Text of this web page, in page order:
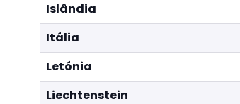
Islândia
Itália
Letónia
Liechtenstein